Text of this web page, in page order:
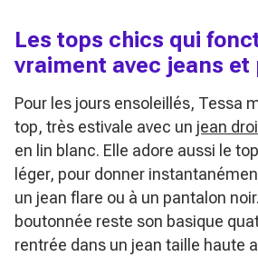
Les tops chics qui
vraiment avec jeans et
Pour les jours ensoleillés, Tessa
top, très estivale avec un jean
en lin blanc. Elle adore aussi le
léger, pour donner
un jean flare ou à un pantalon
boutonnée reste son basique
rentrée dans un jean taille haute